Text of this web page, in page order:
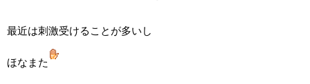
最近は刺激受けることが多いし
ほなまた